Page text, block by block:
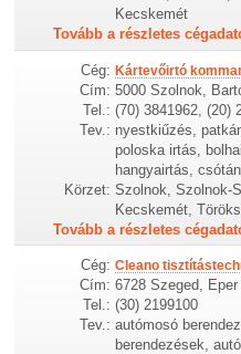
Kecskemét
Tovább a részletes
Cég: Kártevőirtó
Cím: 5000 Szolnok,
Tel.: (70) 3841962, (20)
Tev.: nyestkiűzés,
poloska irtás,
hangyairtás,
Körzet: Szolnok, Szolnok-
Kecskemét,
Tovább a részletes
Cég: Cleano
Cím: 6728 Szeged,
Tel.: (30) 2199100
Tev.: autómosó
berendezések,